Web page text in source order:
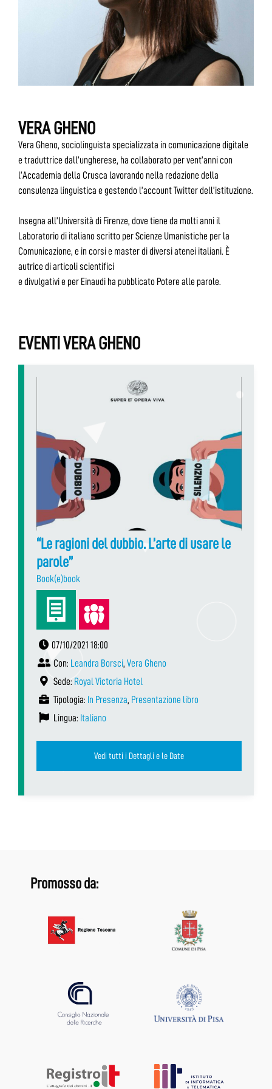
VERA GHENO
Vera Gheno, sociolinguista specializzata in comunicazione digitale
e traduttrice dall’ungherese, ha collaborato per vent’anni con
l’Accademia della Crusca lavorando nella redazione della
consulenza linguistica e gestendo l’account Twitter dell’istituzione.
Insegna all’Università di Firenze, dove tiene da molti anni il
Laboratorio di italiano scritto per Scienze Umanistiche per la
Comunicazione, e in corsi e master di diversi atenei italiani. È
autrice di articoli scientifici
e divulgativi e per Einaudi ha pubblicato Potere alle parole.
EVENTI VERA GHENO
“Le ragioni del dubbio. L’arte di usare le
parole”
Book(e)book
07/10/2021 18:00
Con: Leandra Borsci, Vera Gheno
Sede: Royal Victoria Hotel
Tipologia: In Presenza, Presentazione libro
Lingua: Italiano
Vedi tutti i Dettagli e le Date
Promosso da: